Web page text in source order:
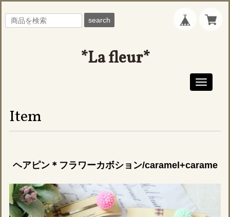
search
*La fleur*
Toggle
Item
ヘアピン＊フラワーカボション/caramel+carame